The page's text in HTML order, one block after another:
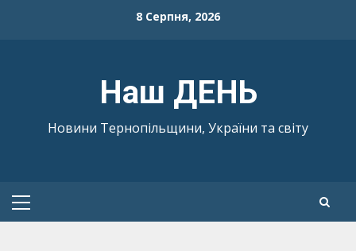
8 Серпня, 2026
Наш ДЕНЬ
Новини Тернопільщини, України та світу
Primary